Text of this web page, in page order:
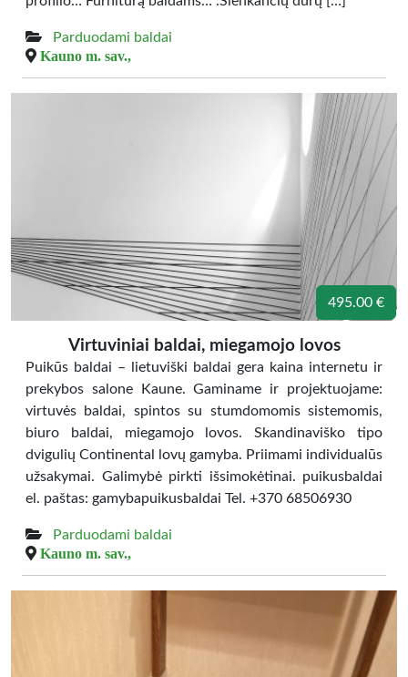
Parduodami baldai
Kauno m. sav.,
495.00 €
Virtuviniai baldai, miegamojo lovos
Puikūs baldai – lietuviški baldai gera kaina internetu ir
prekybos salone Kaune. Gaminame ir projektuojame:
virtuvės baldai, spintos su stumdomomis sistemomis,
biuro baldai, miegamojo lovos. Skandinaviško tipo
dvigulių Continental lovų gamyba. Priimami individualūs
užsakymai. Galimybė pirkti išsimokėtinai. puikusbaldai
el. paštas: gamybapuikusbaldai Tel. +370 68506930
Parduodami baldai
Kauno m. sav.,